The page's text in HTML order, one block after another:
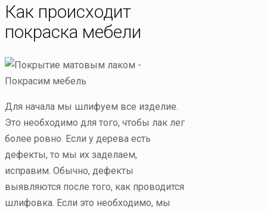
Как происходит
покраска мебели
Для начала мы шлифуем все изделие.
Это необходимо для того, чтобы лак лег
более ровно. Если у дерева есть
дефекты, то мы их заделаем,
исправим. Обычно, дефекты
выявляются после того, как проводится
шлифовка. Если это необходимо, мы